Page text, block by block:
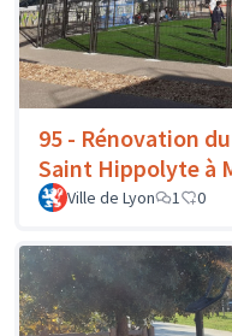
95 - Rénovation
Saint Hippolyte à
Ville de Lyon 1 0